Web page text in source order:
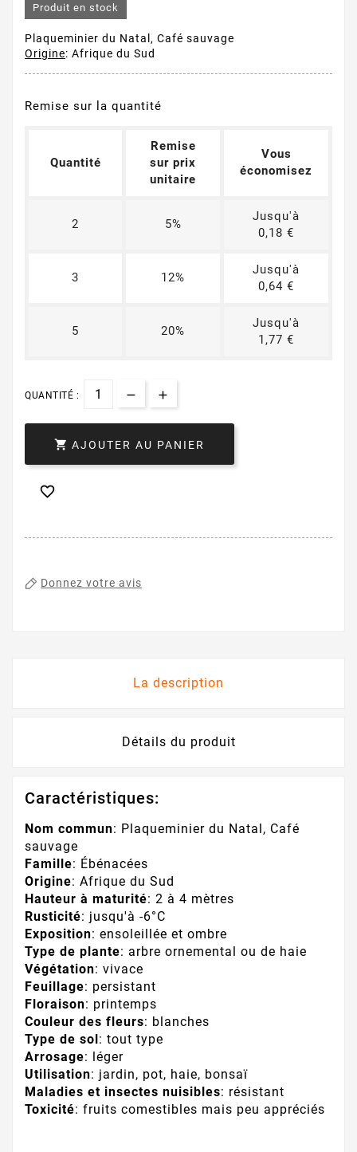
Produit en stock
Plaqueminier du Natal, Café sauvage
Origine: Afrique du Sud
Remise sur la quantité
Quantité
Remise
sur prix
unitaire
Vous
économisez
2 5%
Jusqu'à
0,18 €
3 12%
Jusqu'à
0,64 €
5 20%
Jusqu'à
1,77 €
QUANTITÉ :
 AJOUTER AU PANIER

Donnez votre avis
La description
Détails du produit
Caractéristiques:
Nom commun: Plaqueminier du Natal, Café
sauvage
Famille: Ébénacées
Origine: Afrique du Sud
Hauteur à maturité: 2 à 4 mètres
Rusticité: jusqu'à -6°C
Exposition: ensoleillée et ombre
Type de plante: arbre ornemental ou de haie
Végétation: vivace
Feuillage: persistant
Floraison: printemps
Couleur des fleurs: blanches
Type de sol: tout type
Arrosage: léger
Utilisation: jardin, pot, haie, bonsaï
Maladies et insectes nuisibles: résistant
Toxicité: fruits comestibles mais peu appréciés